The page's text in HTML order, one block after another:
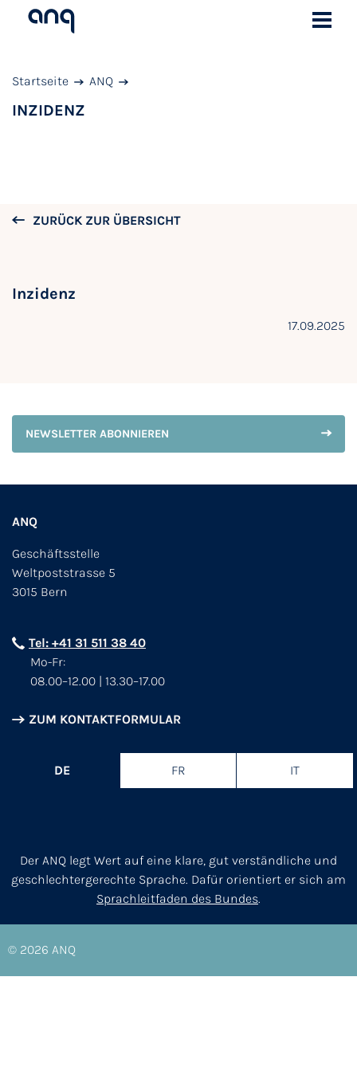
Startseite ANQ
INZIDENZ
ZURÜCK ZUR ÜBERSICHT
Inzidenz
17.09.2025
NEWSLETTER ABONNIEREN
ANQ
Geschäftsstelle
Weltpoststrasse 5
3015 Bern
Tel: +41 31 511 38 40
Mo-Fr:
08.00–12.00 | 13.30–17.00
ZUM KONTAKTFORMULAR
DE FR IT
Der ANQ legt Wert auf eine klare, gut verständliche und
geschlechtergerechte Sprache. Dafür orientiert er sich am
Sprachleitfaden des Bundes.
© 2026 ANQ